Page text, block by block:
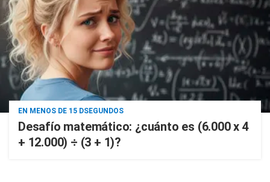
EN MENOS DE 15 DSEGUNDOS
Desafío matemático: ¿cuánto es (6.000 x 4
+ 12.000) ÷ (3 + 1)?